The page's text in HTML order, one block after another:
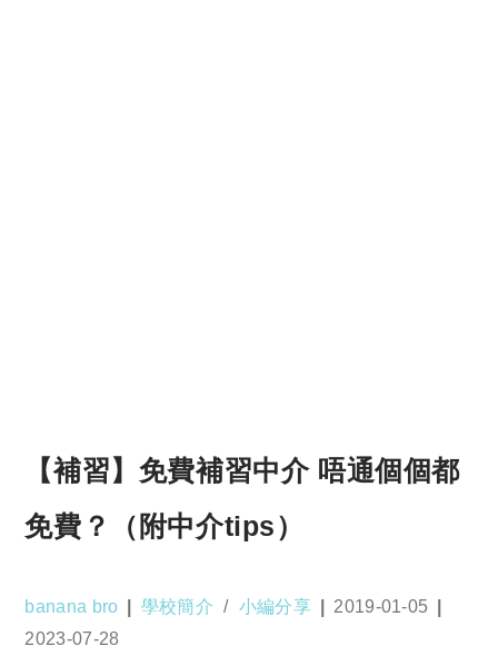
【補習】免費補習中介 唔通個個都
免費？（附中介tips）
Post
author:
banana bro
Post
學校簡介 / 小編分享
Post
2019-01-05
Post
2023-07-28